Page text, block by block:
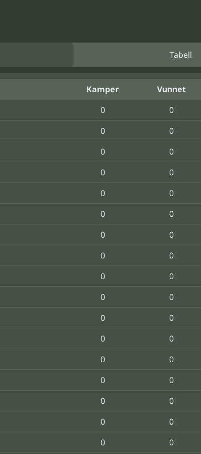
Tabell
Kamper Vunnet
0 0
0 0
0 0
0 0
0 0
0 0
0 0
0 0
0 0
0 0
0 0
0 0
0 0
0 0
0 0
0 0
0 0